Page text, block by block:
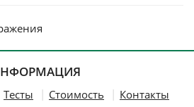
Тесты Стоимость
Контакты